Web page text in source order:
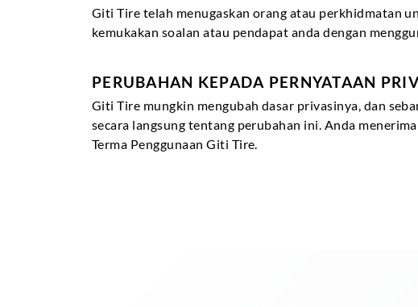
Giti Tire telah menugaskan orang atau perkhidmatan
kemukakan soalan atau pendapat anda dengan
PERUBAHAN KEPADA PERNYATAAN
Giti Tire mungkin mengubah dasar privasinya, dan
secara langsung tentang perubahan ini. Anda
Terma Penggunaan Giti Tire.